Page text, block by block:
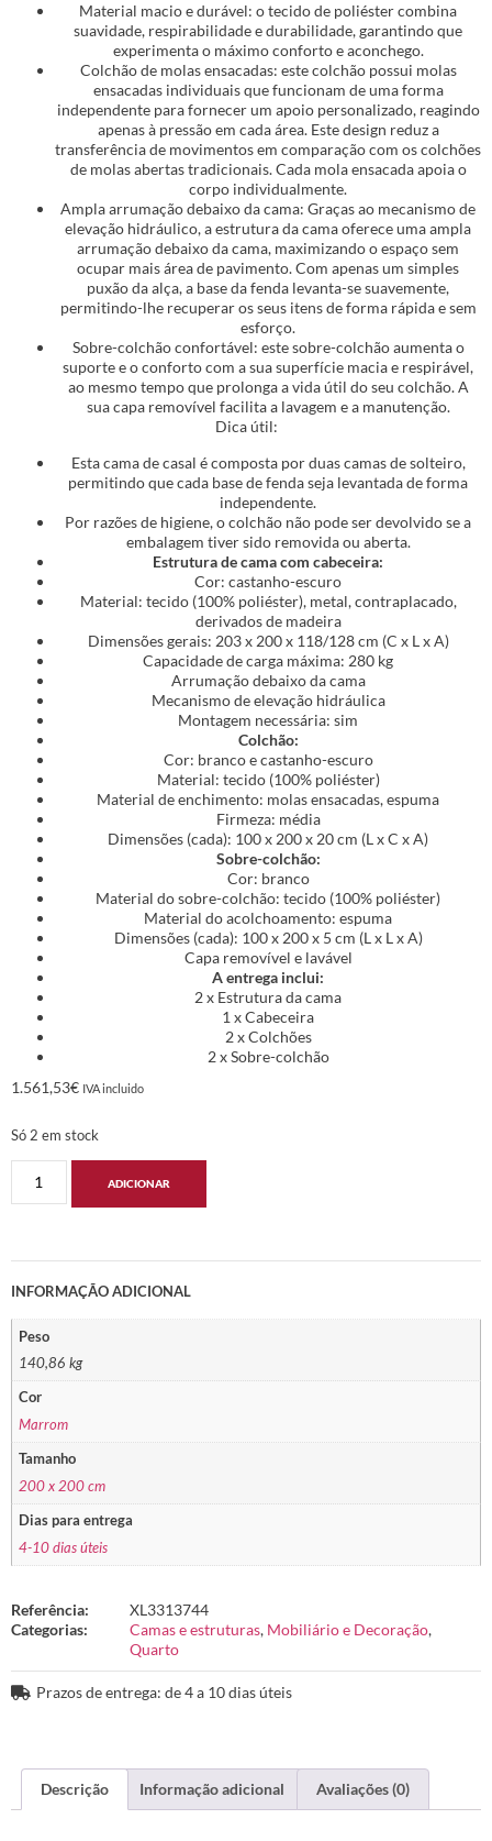
Material macio e durável: o tecido de poliéster combina
suavidade, respirabilidade e durabilidade, garantindo que
experimenta o máximo conforto e aconchego.
Colchão de molas ensacadas: este colchão possui molas
ensacadas individuais que funcionam de uma forma
independente para fornecer um apoio personalizado, reagindo
apenas à pressão em cada área. Este design reduz a
transferência de movimentos em comparação com os colchões
de molas abertas tradicionais. Cada mola ensacada apoia o
corpo individualmente.
Ampla arrumação debaixo da cama: Graças ao mecanismo de
elevação hidráulico, a estrutura da cama oferece uma ampla
arrumação debaixo da cama, maximizando o espaço sem
ocupar mais área de pavimento. Com apenas um simples
puxão da alça, a base da fenda levanta-se suavemente,
permitindo-lhe recuperar os seus itens de forma rápida e sem
esforço.
Sobre-colchão confortável: este sobre-colchão aumenta o
suporte e o conforto com a sua superfície macia e respirável,
ao mesmo tempo que prolonga a vida útil do seu colchão. A
sua capa removível facilita a lavagem e a manutenção.
Dica útil:
Esta cama de casal é composta por duas camas de solteiro,
permitindo que cada base de fenda seja levantada de forma
independente.
Por razões de higiene, o colchão não pode ser devolvido se a
embalagem tiver sido removida ou aberta.
Estrutura de cama com cabeceira:
Cor: castanho-escuro
Material: tecido (100% poliéster), metal, contraplacado,
derivados de madeira
Dimensões gerais: 203 x 200 x 118/128 cm (C x L x A)
Capacidade de carga máxima: 280 kg
Arrumação debaixo da cama
Mecanismo de elevação hidráulica
Montagem necessária: sim
Colchão:
Cor: branco e castanho-escuro
Material: tecido (100% poliéster)
Material de enchimento: molas ensacadas, espuma
Firmeza: média
Dimensões (cada): 100 x 200 x 20 cm (L x C x A)
Sobre-colchão:
Cor: branco
Material do sobre-colchão: tecido (100% poliéster)
Material do acolchoamento: espuma
Dimensões (cada): 100 x 200 x 5 cm (L x L x A)
Capa removível e lavável
A entrega inclui:
2 x Estrutura da cama
1 x Cabeceira
2 x Colchões
2 x Sobre-colchão
1.561,53€ IVA incluido
Só 2 em stock
ADICIONAR
INFORMAÇÃO ADICIONAL
Peso
140,86 kg
Cor
Marrom
Tamanho
200 x 200 cm
Dias para entrega
4-10 dias úteis
Referência:
XL3313744
Categorias:
Camas e estruturas, Mobiliário e Decoração,
Quarto
Prazos de entrega: de 4 a 10 dias úteis
Descrição Informação adicional Avaliações (0)